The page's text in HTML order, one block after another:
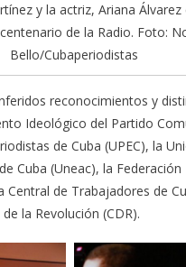
y la actriz, Ariana
de la Radio. Foto:
Bello/Cubaperiodistas
reconocimientos y
Ideológico del Partido
de Cuba (UPEC), la
Cuba (Uneac), la Federación
Central de Trabajadores de
la Revolución (CDR).